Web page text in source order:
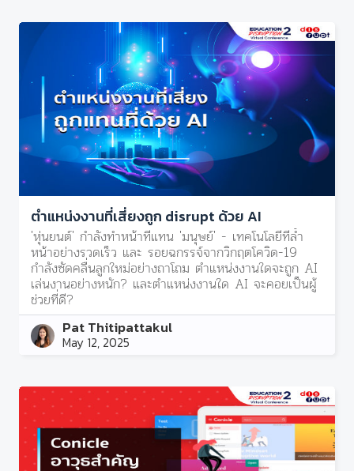
ตำแหน่งงานที่เสี่ยงถูก disrupt ด้วย AI
'หุ่นยนต์' กำลังทำหน้าที่แทน 'มนุษย์' - เทคโนโลยีที่ล้ำ
หน้าอย่างรวดเร็ว และ รอยฉกรรจ์จากวิกฤตโควิด-19
กำลังซัดคลื่นลูกใหม่อย่างถาโถม ตำแหน่งงานใดจะถูก AI
เล่นงานอย่างหนัก? และตำแหน่งงานใด AI จะคอยเป็นผู้
ช่วยที่ดี?
Pat Thitipattakul
May 12, 2025